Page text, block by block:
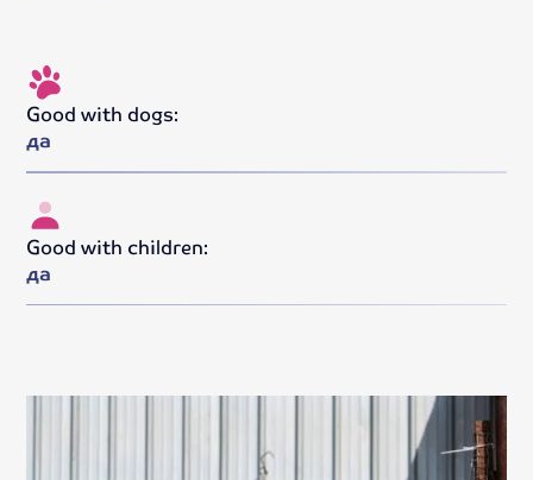
Good with dogs:
да
Good with children:
да